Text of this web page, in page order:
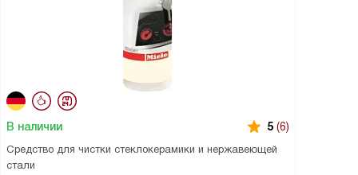
В наличии 5 (6)
Средство для чистки стеклокерамики и нержавеющей
стали